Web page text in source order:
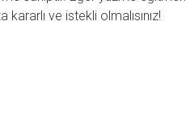
ve istekli olmalısınız!